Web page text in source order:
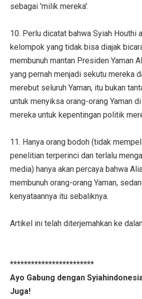
sebagai 'milik mereka'.
10. Perlu dicatat bahwa Syiah Houthi
kelompok yang tidak bisa diajak
membunuh mantan Presiden Yaman
yang pernah menjadi sekutu mereka
merebut seluruh Yaman, itu bukan
untuk menyiksa orang-orang Yaman
mereka untuk kepentingan politik
11. Hanya orang bodoh (tidak
penelitian terperinci dan terlalu
media) hanya akan percaya bahwa
membunuh orang-orang Yaman,
kenyataannya itu sebaliknya.
Artikel ini telah diterjemahkan ke
************************
Ayo Gabung dengan
Juga!